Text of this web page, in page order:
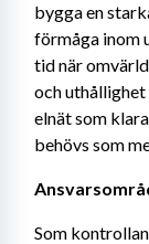
bygga en
förmåga inom
tid när
och
elnät som
behövs som
Som